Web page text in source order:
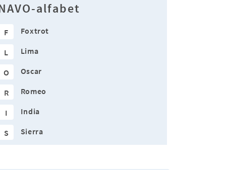
alfabet
F Foxtrot
L Lima
O Oscar
R Romeo
I India
S Sierra